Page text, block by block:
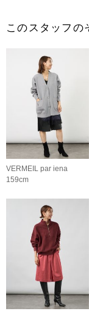
このスタッフの
VERMEIL par iena
159cm